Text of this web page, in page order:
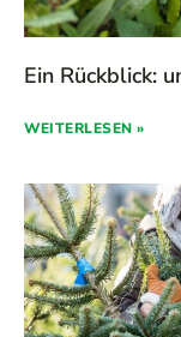
Ein Rückblick:
WEITERLESEN »